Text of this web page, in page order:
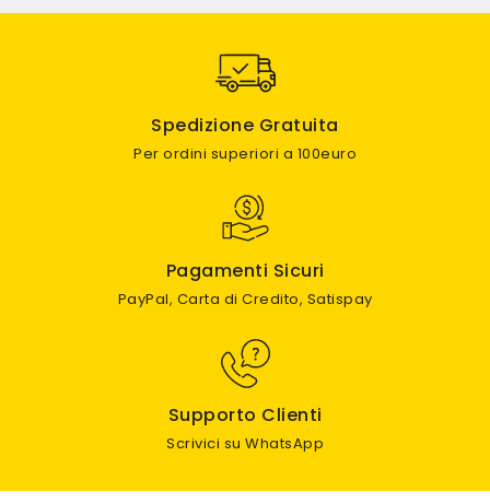
Spedizione Gratuita
Per ordini superiori a 100euro
Pagamenti Sicuri
PayPal, Carta di Credito, Satispay
Supporto Clienti
Scrivici su WhatsApp